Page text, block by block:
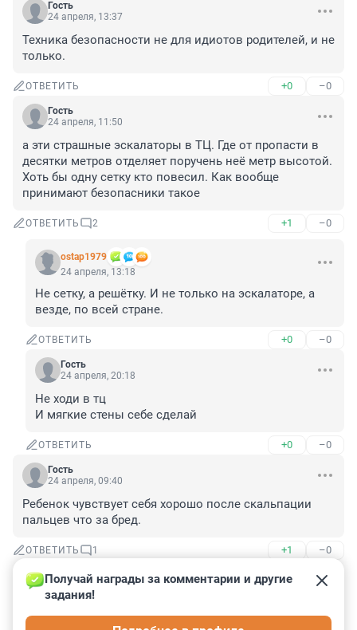
Гость
24 апреля, 13:37
Техника безопасности не для идиотов родителей, и не
только.
ОТВЕТИТЬ +0 –0
Гость
24 апреля, 11:50
а эти страшные эскалаторы в ТЦ. Где от пропасти в
десятки метров отделяет поручень неё метр высотой.
Хоть бы одну сетку кто повесил. Как вообще
принимают безопасники такое
ОТВЕТИТЬ 2 +1 –0
ostap1979
24 апреля, 13:18
Не сетку, а решётку. И не только на эскалаторе, а
везде, по всей стране.
ОТВЕТИТЬ +0 –0
Гость
24 апреля, 20:18
Не ходи в тц
И мягкие стены себе сделай
ОТВЕТИТЬ +0 –0
Гость
24 апреля, 09:40
Ребенок чувствует себя хорошо после скальпации
пальцев что за бред.
ОТВЕТИТЬ 1 +1 –0
Гость
24 апреля, 20:24
Видимо с пальцами он себя плохо чувствовал,
Получай награды за комментарии и другие
задания!